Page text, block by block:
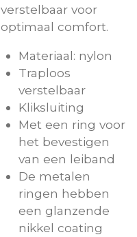
verstelbaar voor
optimaal comfort.
Materiaal: nylon
Traploos
verstelbaar
Kliksluiting
Met een ring voor
het bevestigen
van een leiband
De metalen
ringen hebben
een glanzende
nikkel coating